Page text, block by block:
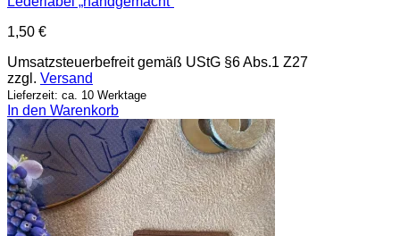
1,50 €
Umsatzsteuerbefreit gemäß UStG §6 Abs.1 Z27
zzgl. Versand
Lieferzeit: ca. 10 Werktage
In den Warenkorb